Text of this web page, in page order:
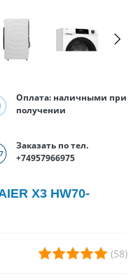
Оплата: наличными при
получении
Заказать по тел.
+74957966975
X3 HW70-
(58)